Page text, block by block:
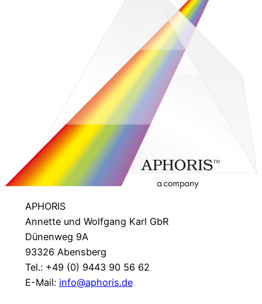
APHORIS
Annette und Wolfgang Karl GbR
Dünenweg 9A
93326 Abensberg
Tel.: +49 (0) 9443 90 56 62
E-Mail: info@aphoris.de